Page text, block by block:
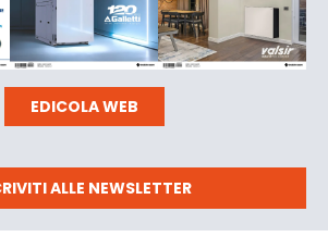
EDICOLA WEB
ALLE NEWSLETTER